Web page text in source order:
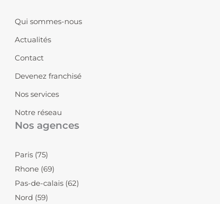
a
g
r
a
m
e
d
i
n
Qui sommes-nous
Actualités
Contact
Devenez franchisé
Nos services
Notre réseau
Nos agences
Paris (75)
Rhone (69)
Pas-de-calais (62)
Nord (59)